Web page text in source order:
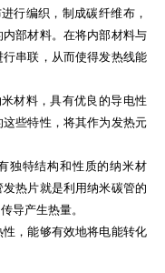
行编织，制成碳纤维布，
部材料。在将内部材料与
串联，从而使得发热线能
材料，具有优良的导电性
些特性，将其作为发热元
独特结构和性质的纳米材
热片就是利用纳米碳管的
导产生热量。
，能够有效地将电能转化